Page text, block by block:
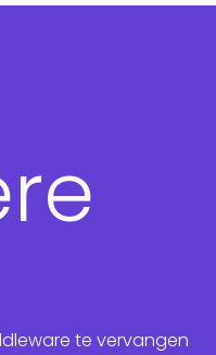
te vervangen